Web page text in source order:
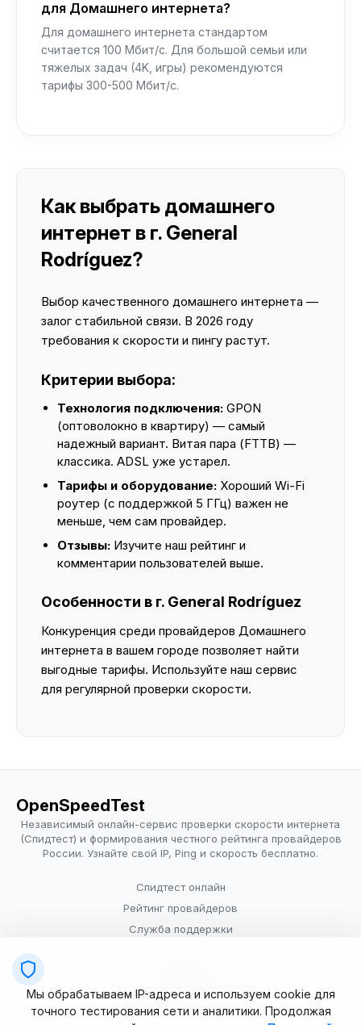
для Домашнего интернета?
Для домашнего интернета стандартом
считается 100 Мбит/с. Для большой семьи или
тяжелых задач (4K, игры) рекомендуются
тарифы 300-500 Мбит/с.
Как выбрать домашнего
интернет в г. General
Rodríguez?
Выбор качественного домашнего интернета —
залог стабильной связи. В 2026 году
требования к скорости и пингу растут.
Критерии выбора:
Технология подключения: GPON
(оптоволокно в квартиру) — самый
надежный вариант. Витая пара (FTTB) —
классика. ADSL уже устарел.
Тарифы и оборудование: Хороший Wi-Fi
роутер (с поддержкой 5 ГГц) важен не
меньше, чем сам провайдер.
Отзывы: Изучите наш рейтинг и
комментарии пользователей выше.
Особенности в г. General Rodríguez
Конкуренция среди провайдеров Домашнего
интернета в вашем городе позволяет найти
выгодные тарифы. Используйте наш сервис
для регулярной проверки скорости.
OpenSpeedTest
Независимый онлайн-сервис проверки скорости интернета
(Спидтест) и формирования честного рейтинга провайдеров
России. Узнайте свой IP, Ping и скорость бесплатно.
Спидтест онлайн
Рейтинг провайдеров
Служба поддержки
Условия использования
Мы обрабатываем IP-адреса и используем cookie для
точного тестирования сети и аналитики. Продолжая